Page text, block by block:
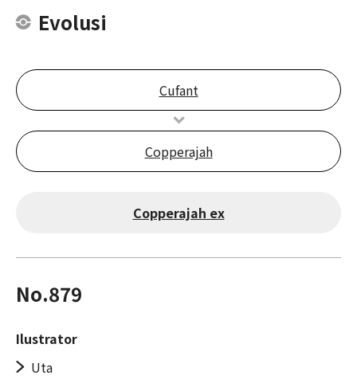
Evolusi
Cufant
Copperajah
Copperajah ex
No.879
Ilustrator
Uta